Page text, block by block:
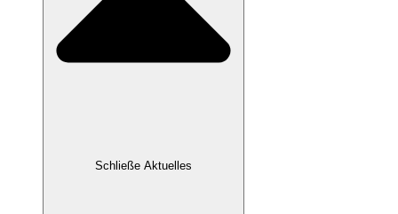
Schließe Aktuelles